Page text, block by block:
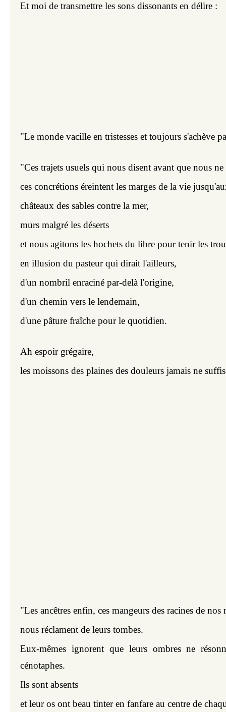
Et moi de transmettre les sons dissonants en délire :
"Le monde vacille en tristesses et toujours s'achève
"Ces trajets usuels qui nous disent avant que nous
ces concrétions éreintent les marges de la vie
châteaux des sables contre la mer,
murs malgré les déserts
et nous agitons les hochets du libre pour tenir les
en illusion du pasteur qui dirait l'ailleurs,
d'un nombril enraciné par-delà l'origine,
d'un chemin vers le lendemain,
d'une pâture fraîche pour le quotidien.
Ah espoir grégaire,
les moissons des plaines des douleurs jamais ne
"Les ancêtres enfin, ces mangeurs des racines de nos
nous réclament de leurs tombes.
Eux-mêmes ignorent que leurs ombres ne
cénotaphes.
Ils sont absents
et leur os ont beau tinter en fanfare au centre de